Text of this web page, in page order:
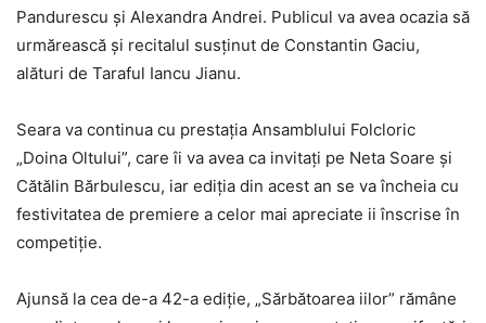
Pandurescu și Alexandra Andrei. Publicul va avea ocazia să
urmărească și recitalul susținut de Constantin Gaciu,
alături de Taraful Iancu Jianu.
Seara va continua cu prestația Ansamblului Folcloric
„Doina Oltului”, care îi va avea ca invitați pe Neta Soare și
Cătălin Bărbulescu, iar ediția din acest an se va încheia cu
festivitatea de premiere a celor mai apreciate ii înscrise în
competiție.
Ajunsă la cea de-a 42-a ediție, „Sărbătoarea iilor” rămâne